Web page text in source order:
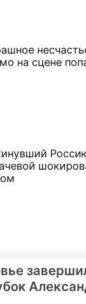
на сцене